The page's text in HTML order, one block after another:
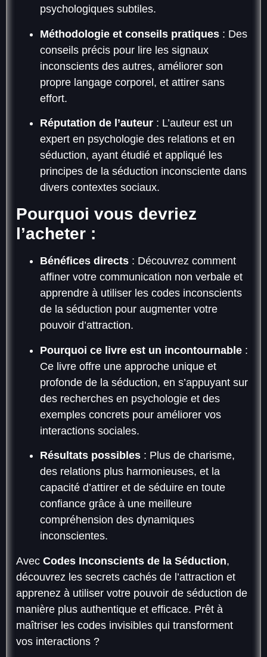
psychologiques subtiles.
Méthodologie et conseils pratiques : Des
conseils précis pour lire les signaux
inconscients des autres, améliorer son
propre langage corporel, et attirer sans
effort.
Réputation de l’auteur : L’auteur est un
expert en psychologie des relations et en
séduction, ayant étudié et appliqué les
principes de la séduction inconsciente dans
divers contextes sociaux.
Pourquoi vous devriez
l’acheter :
Bénéfices directs : Découvrez comment
affiner votre communication non verbale et
apprendre à utiliser les codes inconscients
de la séduction pour augmenter votre
pouvoir d’attraction.
Pourquoi ce livre est un incontournable :
Ce livre offre une approche unique et
profonde de la séduction, en s’appuyant sur
des recherches en psychologie et des
exemples concrets pour améliorer vos
interactions sociales.
Résultats possibles : Plus de charisme,
des relations plus harmonieuses, et la
capacité d’attirer et de séduire en toute
confiance grâce à une meilleure
compréhension des dynamiques
inconscientes.
Avec Codes Inconscients de la Séduction,
découvrez les secrets cachés de l’attraction et
apprenez à utiliser votre pouvoir de séduction de
manière plus authentique et efficace. Prêt à
maîtriser les codes invisibles qui transforment
vos interactions ?